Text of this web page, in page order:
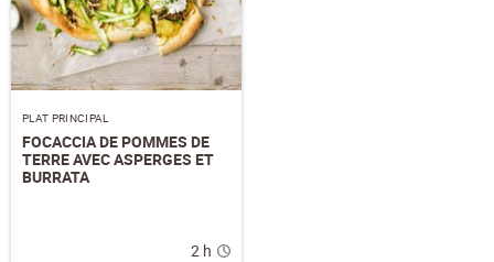
PLAT PRINCIPAL
FOCACCIA DE POMMES DE
TERRE AVEC ASPERGES ET
BURRATA
2 h